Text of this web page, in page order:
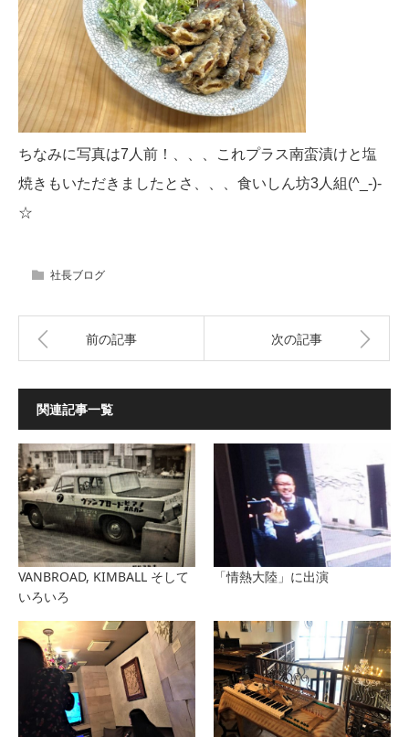
ちなみに写真は7人前！、、、これプラス南蛮漬けと塩
焼きもいただきましたとさ、、、食いしん坊3人組(^_-)-
☆
社長ブログ
前の記事 次の記事
関連記事一覧
VANBROAD, KIMBALL そして
いろいろ
「情熱大陸」に出演